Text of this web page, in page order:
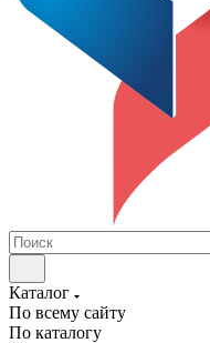
Каталог
По всему сайту
По каталогу